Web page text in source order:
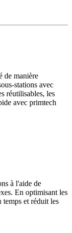
de manière
stations avec
réutilisables, les
avec primtech
à l'aide de
En optimisant les
temps et réduit les